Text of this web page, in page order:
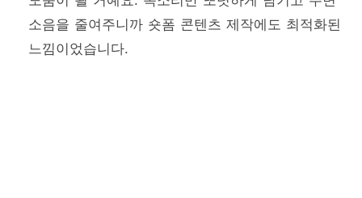
소음을 줄여주니까 숏폼 콘텐츠 제작에도 최적화된
느낌이었습니다.